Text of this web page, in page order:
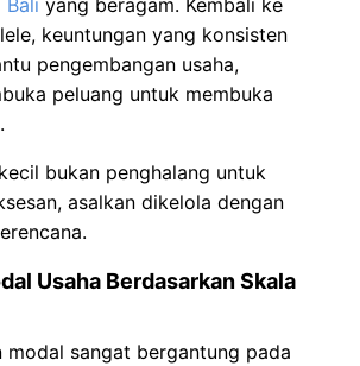
yang beragam. Kembali ke
keuntungan yang konsisten
pengembangan usaha,
peluang untuk membuka
bukan penghalang untuk
asalkan dikelola dengan
Usaha Berdasarkan Skala
modal sangat bergantung pada